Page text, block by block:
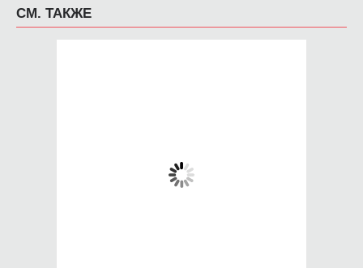
СМ. ТАКЖЕ